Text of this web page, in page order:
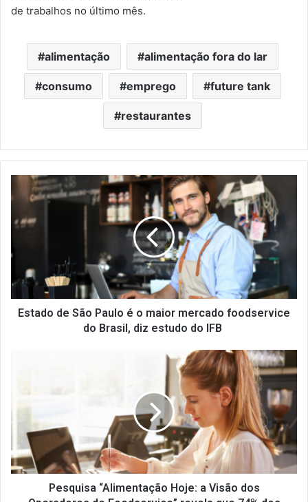
de trabalhos no último mês.
alimentação alimentação fora do lar
consumo emprego future tank
restaurantes
Estado
de
Paulo
o
maior
mercado
foodservice
doEstado de São Paulo é o maior mercado foodservice
do Brasil, diz estudo do IFB
Visão
Operadores
de
Foodservice”
Pesquisa “Alimentação Hoje: a Visão dos